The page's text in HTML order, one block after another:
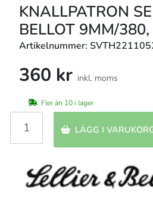
KNALLPATRON
BELLOT 9MM/
Artikelnummer:
360 kr inkl. moms
Fler än 10 i lager
LÄGG I